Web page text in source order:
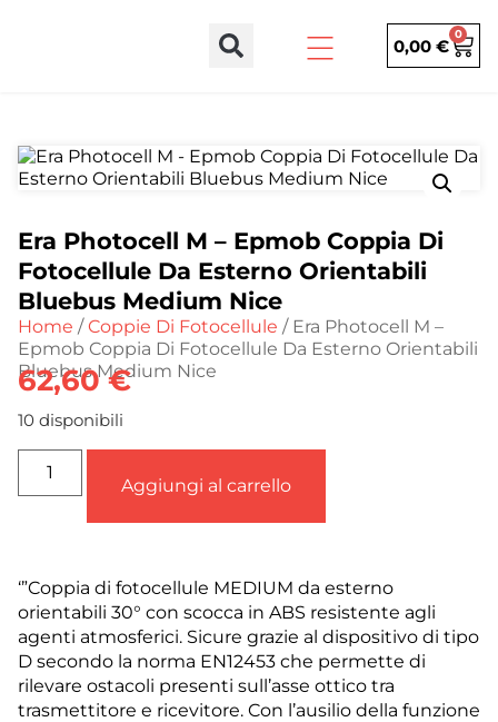
0,00 €
0
Era Photocell M – Epmob Coppia Di
Fotocellule Da Esterno Orientabili
Bluebus Medium Nice
Home /Coppie Di Fotocellule / Era Photocell M –
Epmob Coppia Di Fotocellule Da Esterno Orientabili
Bluebus Medium Nice
62,60€
10 disponibili
Aggiungi al carrello
‘”Coppia di fotocellule MEDIUM da esterno
orientabili 30° con scocca in ABS resistente agli
agenti atmosferici. Sicure grazie al dispositivo di tipo
D secondo la norma EN12453 che permette di
rilevare ostacoli presenti sull’asse ottico tra
trasmettitore e ricevitore. Con l’ausilio della funzione